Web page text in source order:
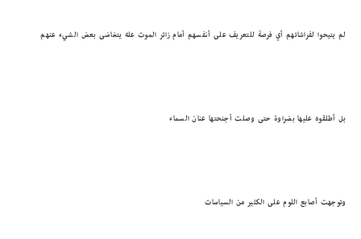
لم يتيحوا لفراشاتهم أي فرصة للتعريف على أنفسهم أمام زائر الموت عله يتغاضى بعض الشيء عنهم
بل أطلقوه عليها بضراوة حتى وصلت أجنحتها عنان السماء
وتوجهت أصابع اللوم على الكثير من السياسات